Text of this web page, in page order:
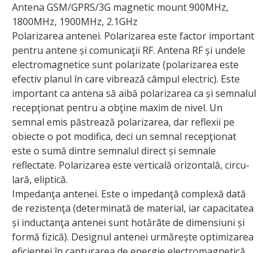
Antena GSM/GPRS/3G magnetic mount 900MHz,
1800MHz, 1900MHz, 2.1GHz
Polarizarea antenei. Polarizarea este factor important
pentru antene și comunicaţii RF. Antena RF și undele
electromagnetice sunt polarizate (polarizarea este
efectiv planul în care vibrează câmpul electric). Este
important ca antena să aibă polarizarea ca și semnalul
recepţionat pentru a obţine maxim de nivel. Un
semnal emis păstrează polarizarea, dar reflexii pe
obiecte o pot modifica, deci un semnal recepţionat
este o sumă dintre semnalul direct și semnale
reflectate. Polarizarea este verticală orizontală, circu­
lară, eliptică.
Impedanţa antenei. Este o impedanţă complexă dată
de rezistenţa (determinată de material, iar capaci­tatea
și inductanţa antenei sunt hotărâte de dimensiuni și
formă fizică). Designul antenei urmărește optimizarea